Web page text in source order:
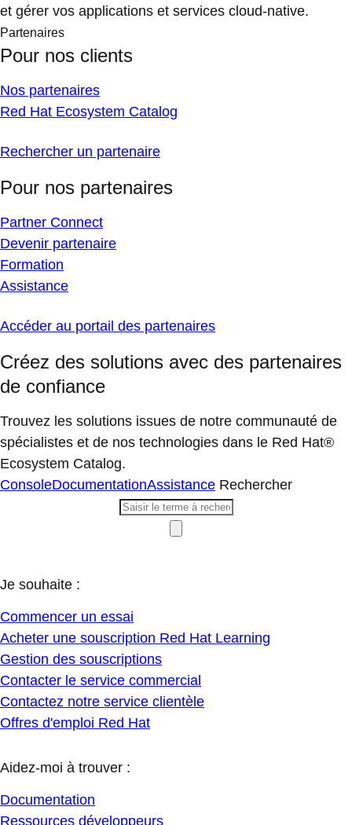
et gérer vos applications et services cloud-native.
Partenaires
Pour nos clients
Nos partenaires
Red Hat Ecosystem Catalog
Rechercher un partenaire
Pour nos partenaires
Partner Connect
Devenir partenaire
Formation
Assistance
Accéder au portail des partenaires
Créez des solutions avec des partenaires
de confiance
Trouvez les solutions issues de notre communauté de
spécialistes et de nos technologies dans le Red Hat®
Ecosystem Catalog.
ConsoleDocumentationAssistance Rechercher
Je souhaite :
Commencer un essai
Acheter une souscription Red Hat Learning
Gestion des souscriptions
Contacter le service commercial
Contactez notre service clientèle
Offres d'emploi Red Hat
Aidez-moi à trouver :
Documentation
Ressources développeurs